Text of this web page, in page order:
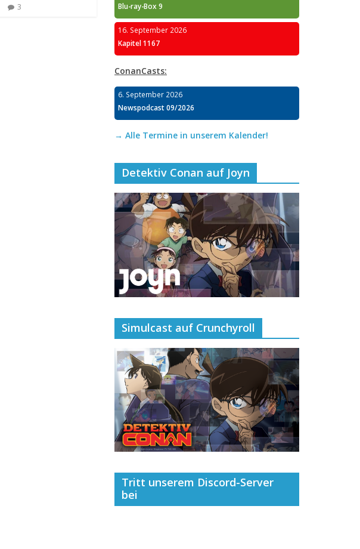
3
Blu-ray-Box 9
16. September 2026
Kapitel 1167
ConanCasts:
6. September 2026
Newspodcast 09/2026
→ Alle Termine in unserem Kalender!
Detektiv Conan auf Joyn
Simulcast auf Crunchyroll
Tritt unserem Discord-Server
bei